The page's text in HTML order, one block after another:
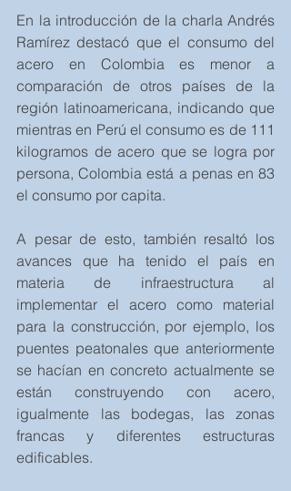
En la introducción de la charla Andrés
Ramírez destacó que el consumo del
acero en Colombia es menor a
comparación de otros países de la
región latinoamericana, indicando que
mientras en Perú el consumo es de 111
kilogramos de acero que se logra por
persona, Colombia está a penas en 83
el consumo por capita.
A pesar de esto, también resaltó los
avances que ha tenido el país en
materia de infraestructura al
implementar el acero como material
para la construcción, por ejemplo, los
puentes peatonales que anteriormente
se hacían en concreto actualmente se
están construyendo con acero,
igualmente las bodegas, las zonas
francas y diferentes estructuras
edificables.